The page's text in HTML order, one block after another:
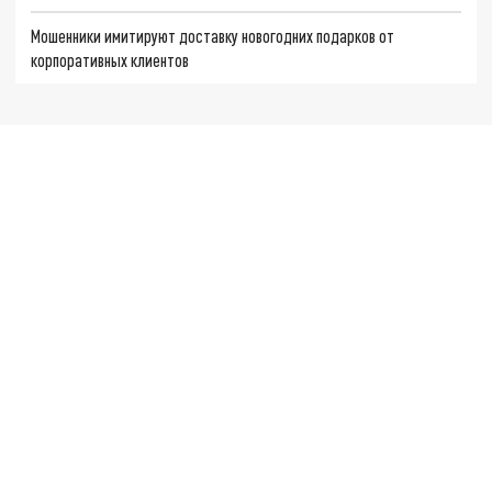
Мошенники имитируют доставку новогодних подарков от
корпоративных клиентов